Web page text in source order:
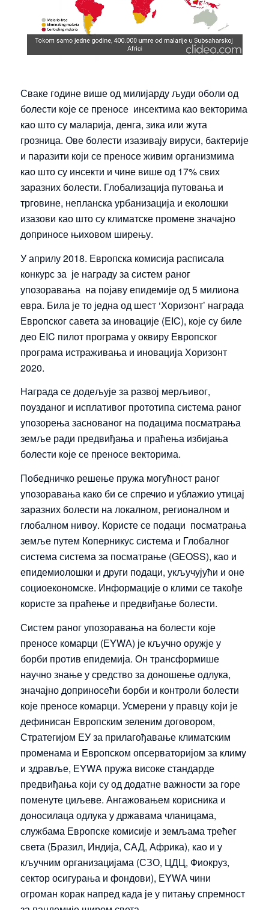
Сваке године више од милијарду људи оболи од
болести које се преносе инсектима као векторима
као што су маларија, денга, зика или жута
грозница. Ове болести изазивају вируси, бактерије
и паразити који се преносе живим организмима
као што су инсекти и чине више од 17% свих
заразних болести. Глобализација путовања и
трговине, непланска урбанизација и еколошки
изазови као што су климатске промене значајно
доприносе њиховом ширењу.
У априлу 2018. Европска комисија расписала
конкурс за је награду за систем раног
упозоравања на појаву епидемије од 5 милиона
евра. Била је то једна од шест ‘Хоризонт’ награда
Европског савета за иновације (EIC), које су биле
део EIC пилот програма у оквиру Европског
програма истраживања и иновација Хоризонт
2020.
Награда се додељује за развој мерљивог,
поузданог и исплативог прототипа система раног
упозорења заснованог на подацима посматрања
земље ради предвиђања и праћења избијања
болести које се преносе векторима.
Победничко решење пружа могућност раног
упозоравања како би се спречио и ублажио утицај
заразних болести на локалном, регионалном и
глобалном нивоу. Користе се подаци посматрања
земље путем Коперникус система и Глобалног
система система за посматрање (GEOSS), као и
епидемиолошки и други подаци, укључујући и оне
социоекономске. Информације о клими се такође
користе за праћење и предвиђање болести.
Систем раног упозоравања на болести које
преносе комарци (ЕYWА) је кључно оружје у
борби против епидемија. Он трансформише
научно знање у средство за доношење одлука,
значајно доприносећи борби и контроли болести
које преносе комарци. Усмерени у правцу који је
дефинисан Европским зеленим договором,
Стратегијом ЕУ за прилагођавање климатским
променама и Европском опсерваторијом за климу
и здравље, ЕYWА пружа високе стандарде
предвиђања који су од додатне важности за горе
поменуте циљеве. Ангажовањем корисника и
доносилаца одлука у државама чланицама,
службама Европске комисије и земљама трећег
света (Бразил, Индија, САД, Африка), као и у
кључним организацијама (СЗО, ЦДЦ, Фиокруз,
сектор осигурања и фондови), ЕYWА чини
огроман корак напред када је у питању спремност